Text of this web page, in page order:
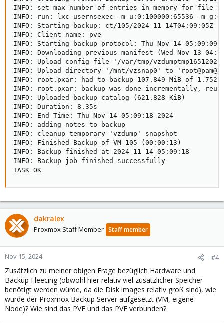
dakralex
Proxmox Staff Member Staff member
Nov 15, 2024 #4
Zusätzlich zu meiner obigen Frage bezüglich Hardware und
Backup Fleecing (obwohl hier relativ viel zusätzlicher Speicher
benötigt werden würde, da die Disk images relativ groß sind), wie
wurde der Proxmox Backup Server aufgesetzt (VM, eigene
Node)? Wie sind das PVE und das PVE verbunden?